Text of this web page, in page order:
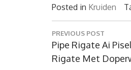
Posted in Kruiden
Bericht
navigatie
PREVIOUS POST
Previous
Post:
Pipe Rigate Ai
Rigate Met